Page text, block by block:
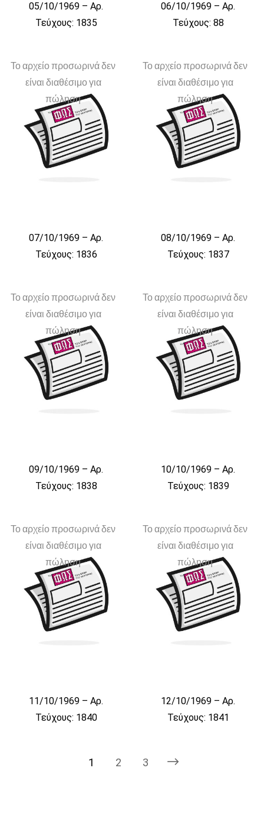
05/10/1969 – Αρ.
Τεύχους: 1835
06/10/1969 – Αρ.
Τεύχους: 88
Το αρχείο προσωρινά δεν
είναι διαθέσιμο για
πώληση
07/10/1969 – Αρ.
Τεύχους: 1836
Το αρχείο προσωρινά δεν
είναι διαθέσιμο για
πώληση
08/10/1969 – Αρ.
Τεύχους: 1837
Το αρχείο προσωρινά δεν
είναι διαθέσιμο για
πώληση
09/10/1969 – Αρ.
Τεύχους: 1838
Το αρχείο προσωρινά δεν
είναι διαθέσιμο για
πώληση
10/10/1969 – Αρ.
Τεύχους: 1839
Το αρχείο προσωρινά δεν
είναι διαθέσιμο για
πώληση
11/10/1969 – Αρ.
Τεύχους: 1840
Το αρχείο προσωρινά δεν
είναι διαθέσιμο για
πώληση
12/10/1969 – Αρ.
Τεύχους: 1841
1 2 3